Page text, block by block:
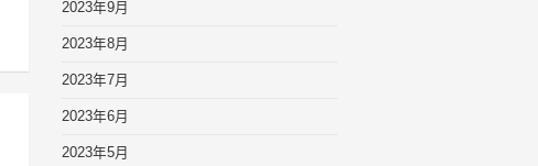
2023年9月
2023年8月
2023年7月
2023年6月
2023年5月